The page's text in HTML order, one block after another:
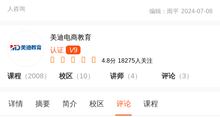
人咨询 2024-07-08
编辑：雨平
美迪电商教育
认证
V9
4.8分 18275人关注
课程 （2008） 校区（10） 讲师 （4） 评论（3）
详情 摘要 简介 校区 评论 课程